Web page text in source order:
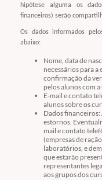
hipótese alguma os
financeiros) serão
Os dados informados
abaixo:
Nome, data de
necessários para a
confirmação da
pelos alunos com a
E-mail e contato
alunos sobre os
Dados financeiros:
estornos.
mail e contato
(empresas de
laboratórios, e
que estarão
representantes
aos grupos dos